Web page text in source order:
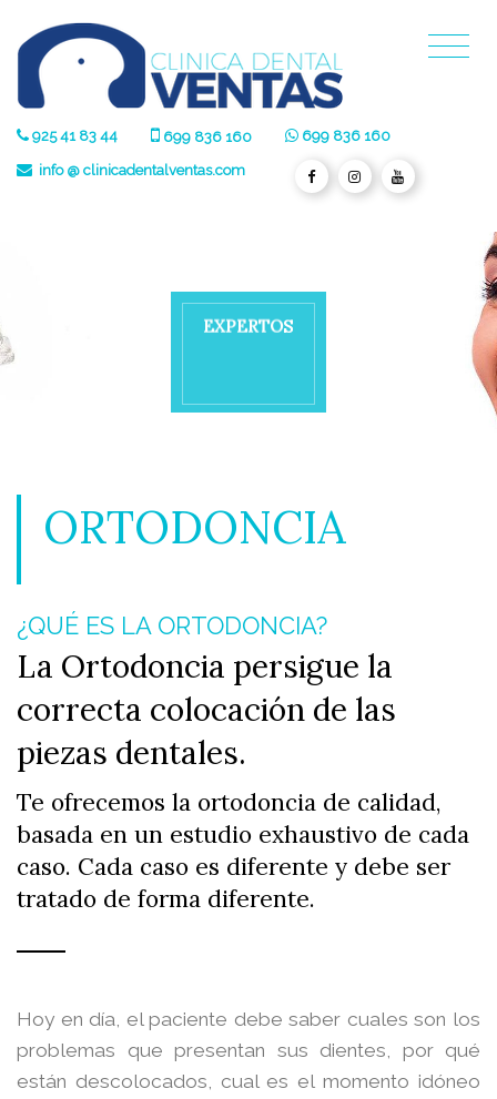
925 41 83 44 699 836 160 699 836 160
info @ clinicadentalventas.com
ORTODONCIA
¿QUÉ ES LA ORTODONCIA?
La Ortodoncia persigue la
correcta colocación de las
piezas dentales.
Te ofrecemos la ortodoncia de calidad,
basada en un estudio exhaustivo de cada
caso. Cada caso es diferente y debe ser
tratado de forma diferente.
Hoy en día, el paciente debe saber cuales son los
problemas que presentan sus dientes, por qué
están descolocados, cual es el momento idóneo